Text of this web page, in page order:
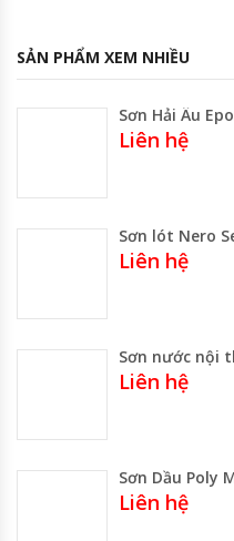
SẢN PHẨM XEM NHIỀU
Liên hệ
Sơn lót Nero
Liên hệ
Sơn nước nội
Liên hệ
Liên hệ